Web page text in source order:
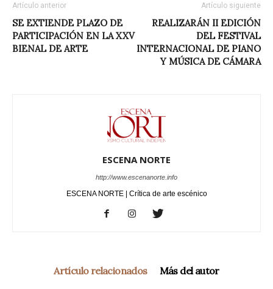
Artículo anterior
SE EXTIENDE PLAZO DE
PARTICIPACIÓN EN LA XXV
BIENAL DE ARTE
Artículo siguiente
REALIZARÁN II EDICIÓN
DEL FESTIVAL
INTERNACIONAL DE PIANO
Y MÚSICA DE CÁMARA
ESCENA NORTE
http://www.escenanorte.info
ESCENA NORTE | Crítica de arte escénico
Artículo relacionados Más del autor